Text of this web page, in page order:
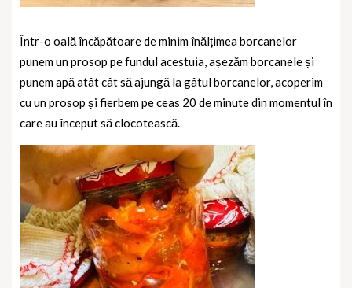
Într-o oală încăpătoare de minim înălțimea borcanelor
punem un prosop pe fundul acestuia, așezăm borcanele și
punem apă atât cât să ajungă la gâtul borcanelor, acoperim
cu un prosop și fierbem pe ceas 20 de minute din momentul în
care au început să clocotească.